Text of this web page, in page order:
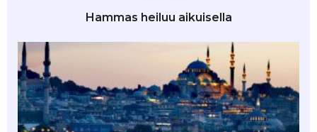
Hammas heiluu aikuisella